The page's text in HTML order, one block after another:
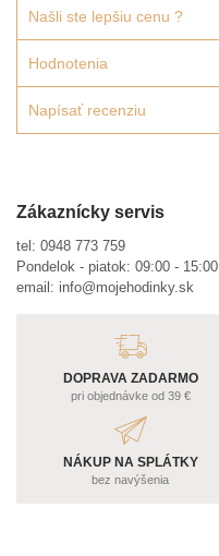
Našli ste lepšiu cenu ?
Hodnotenia
Napísať recenziu
Zákaznícky servis
tel: 0948 773 759
Pondelok - piatok: 09:00 - 15:00
email: info@mojehodinky.sk
DOPRAVA ZADARMO
pri objednávke od 39 €
NÁKUP NA SPLÁTKY
bez navýšenia